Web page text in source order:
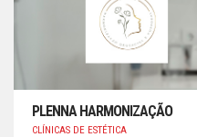
PLENNA HARMONIZAÇÃO
CLÍNICAS DE ESTÉTICA